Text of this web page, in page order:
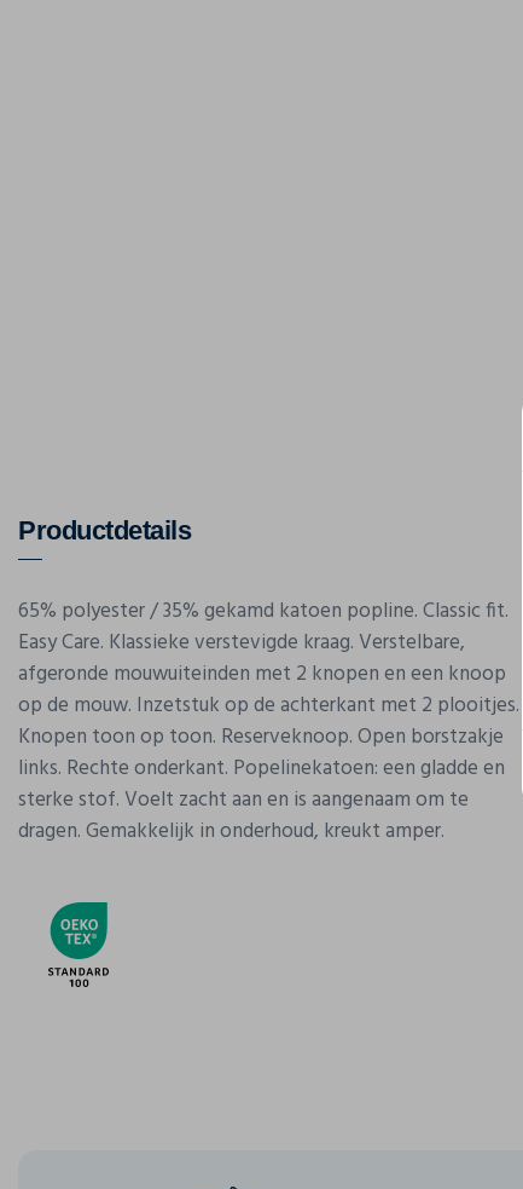
Productdetails
65% polyester / 35% gekamd katoen popline. Classic fit.
Easy Care. Klassieke verstevigde kraag. Verstelbare,
afgeronde mouwuiteinden met 2 knopen en een knoop
op de mouw. Inzetstuk op de achterkant met 2 plooitjes.
Knopen toon op toon. Reserveknoop. Open borstzakje
links. Rechte onderkant. Popelinekatoen: een gladde en
sterke stof. Voelt zacht aan en is aangenaam om te
dragen. Gemakkelijk in onderhoud, kreukt amper.